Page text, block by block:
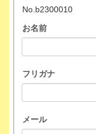
No.b2300010
お名前
フリガナ
メール